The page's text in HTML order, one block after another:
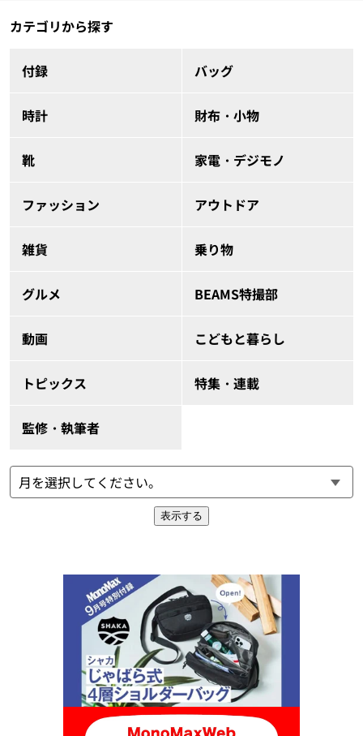
カテゴリから探す
付録 バッグ
時計 財布・小物
靴 家電・デジモノ
ファッション アウトドア
雑貨 乗り物
グルメ BEAMS特撮部
動画 こどもと暮らし
トピックス 特集・連載
監修・執筆者
表示する